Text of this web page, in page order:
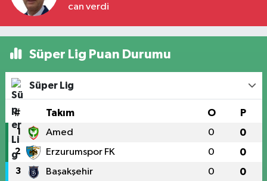
can verdi
Süper Lig Puan Durumu
Süper Lig
# Takım O P
1 Amed 0 0
2 Erzurumspor FK 0 0
3 Başakşehir 0 0